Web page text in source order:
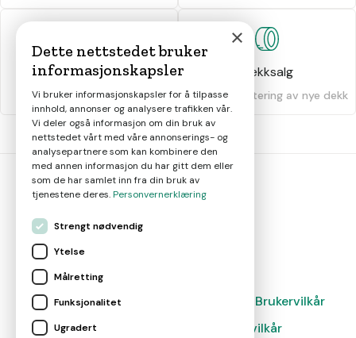
Dekkhotell
Oppbevaring av dekk
Dekksalg
Salg og montering av nye dekk
smart
Magasin Nyheter
Brukervilkår
Leverandørvilkår
Leverandørvilkår
×
Dette nettstedet bruker
informasjonskapsler
Vi bruker informasjonskapsler for å tilpasse
innhold, annonser og analysere trafikken vår.
Vi deler også informasjon om din bruk av
nettstedet vårt med våre annonserings- og
analysepartnere som kan kombinere den
med annen informasjon du har gitt dem eller
som de har samlet inn fra din bruk av
tjenestene deres.Personvernerklæring
Strengt nødvendig
Ytelse
Målretting
Funksjonalitet
Ugradert